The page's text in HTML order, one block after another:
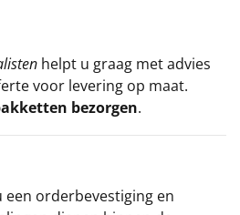
helpt u graag met advies
voor levering op maat.
bezorgen.
orderbevestiging en